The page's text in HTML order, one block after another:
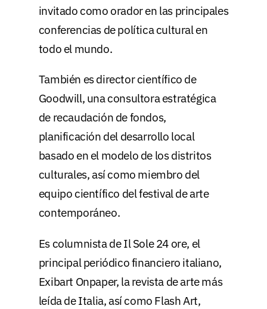
invitado como orador en las principales
conferencias de política cultural en
todo el mundo.
También es director científico de
Goodwill, una consultora estratégica
de recaudación de fondos,
planificación del desarrollo local
basado en el modelo de los distritos
culturales, así como miembro del
equipo científico del festival de arte
contemporáneo.
Es columnista de Il Sole 24 ore, el
principal periódico financiero italiano,
Exibart Onpaper, la revista de arte más
leída de Italia, así como Flash Art,